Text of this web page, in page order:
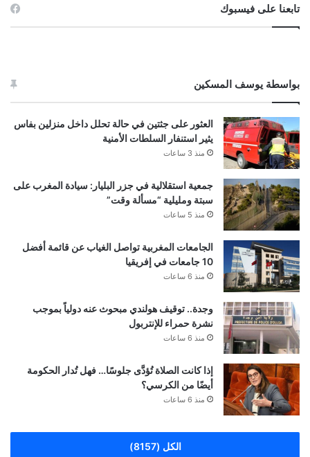
تابعنا على فيسبوك
بواسطة يوسف المسكين
العثور على جثتين في حالة تحلل داخل منزلين بفاس
يثير استنفار السلطات الأمنية
منذ 3 ساعات
جمعية استقلالية في جزر البليار: سيادة المغرب على
سبتة ومليلية “مسألة وقت”
منذ 5 ساعات
الجامعات المغربية تواصل الغياب عن قائمة أفضل
10 جامعات في إفريقيا
منذ 6 ساعات
وجدة.. توقيف هولندي مبحوث عنه دولياً بموجب
نشرة حمراء للإنتربول
منذ 6 ساعات
إذا كانت الصلاة تُؤدَّى جلوسًا… فهل تُدار الحكومة
أيضًا من الكرسي؟
منذ 6 ساعات
الكل (8157)